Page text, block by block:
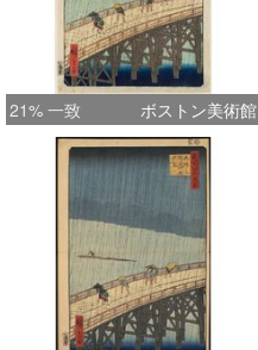
21% 一致 ボストン美術館